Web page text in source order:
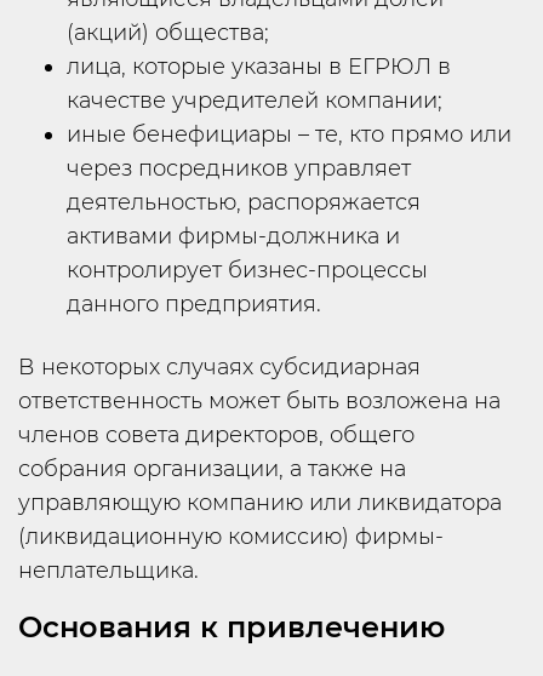
(акций) общества;
лица, которые указаны в ЕГРЮЛ в
качестве учредителей компании;
иные бенефициары – те, кто прямо или
через посредников управляет
деятельностью, распоряжается
активами фирмы-должника и
контролирует бизнес-процессы
данного предприятия.
В некоторых случаях субсидиарная
ответственность может быть возложена на
членов совета директоров, общего
собрания организации, а также на
управляющую компанию или ликвидатора
(ликвидационную комиссию) фирмы-
неплательщика.
Основания к привлечению